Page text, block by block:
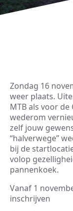
Zondag 16
weer plaats.
MTB als voor
wederom
zelf jouw
“halverwege”
bij de
volop
pannenkoek.
Vanaf 1
inschrijven